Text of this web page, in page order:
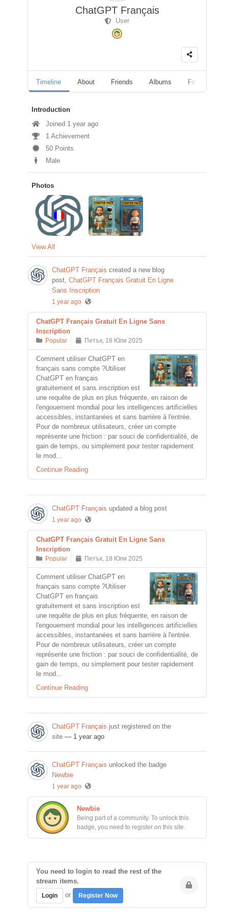
ChatGPT Français
User
Timeline About Friends Albums Followers
Introduction
Joined 1 year ago
1 Achievement
50 Points
Male
Photos
View All
ChatGPT Français created a new blog
post, ChatGPT Français Gratuit En Ligne
Sans Inscription
1 year ago
ChatGPT Français Gratuit En Ligne Sans
Inscription
Popular Петък, 18 Юли 2025
Comment utiliser ChatGPT en
français sans compte ?Utiliser
ChatGPT en français
gratuitement et sans inscription est
une requête de plus en plus fréquente, en raison de
l'engouement mondial pour les intelligences artificielles
accessibles, instantanées et sans barrière à l'entrée.
Pour de nombreux utilisateurs, créer un compte
représente une friction : par souci de confidentialité, de
gain de temps, ou simplement pour tester rapidement
le mod...
Continue Reading
ChatGPT Français updated a blog post
1 year ago
ChatGPT Français Gratuit En Ligne Sans
Inscription
Popular Петък, 18 Юли 2025
Comment utiliser ChatGPT en
français sans compte ?Utiliser
ChatGPT en français
gratuitement et sans inscription est
une requête de plus en plus fréquente, en raison de
l'engouement mondial pour les intelligences artificielles
accessibles, instantanées et sans barrière à l'entrée.
Pour de nombreux utilisateurs, créer un compte
représente une friction : par souci de confidentialité, de
gain de temps, ou simplement pour tester rapidement
le mod...
Continue Reading
ChatGPT Français just registered on the
site — 1 year ago
ChatGPT Français unlocked the badge
Newbie
1 year ago
Newbie
Being part of a community. To unlock this
badge, you need to register on this site.
You need to login to read the rest of the
stream items.
Login or Register Now